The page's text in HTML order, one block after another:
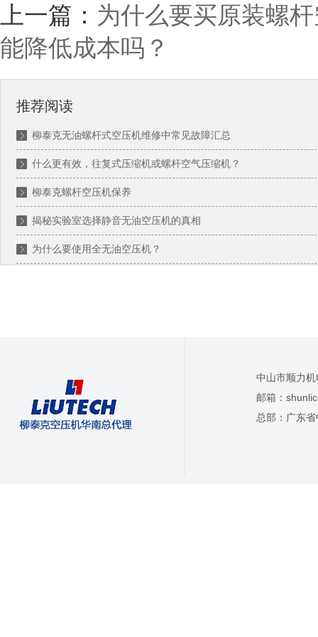
上一篇： 为什么要买原装螺
能降低成本吗？
推荐阅读
柳泰克无油螺杆式空压机维修中常见故障汇总
什么更有效，往复式压缩机或螺杆空气压缩机？
柳泰克螺杆空压机保养
揭秘实验室选择静音无油空压机的真相
为什么要使用全无油空压机？
中山市顺力
邮箱：
总部：广东